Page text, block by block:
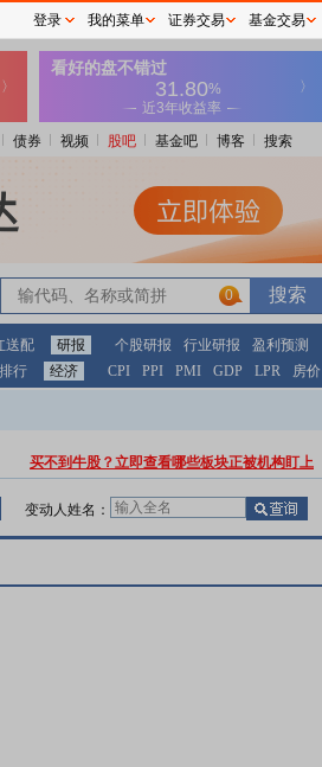
债券 视频 股吧 基金吧 博客 搜索
0
送配 研报 个股研报 行业研报
盈利预测
行 经济 CPI PPI PMI GDP LPR 房价
买不到牛股？立即查看哪些板块正被机构盯上
变动人姓名：
登录 我的菜单 证券交易 基金交易